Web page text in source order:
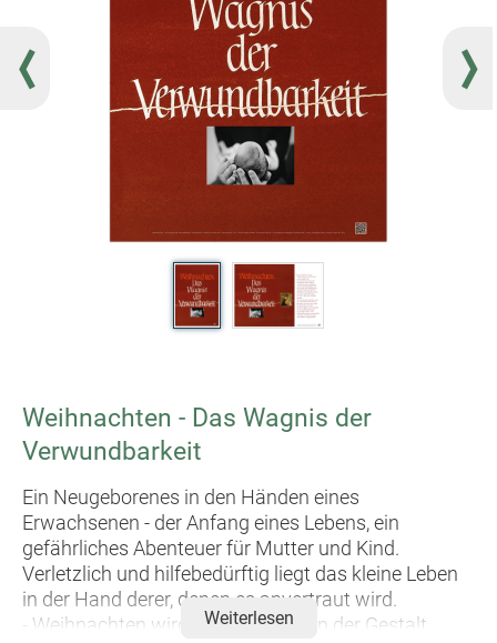
Weihnachten - Das Wagnis der
Verwundbarkeit
Ein Neugeborenes in den Händen eines
Erwachsenen - der Anfang eines Lebens, ein
gefährliches Abenteuer für Mutter und Kind.
Verletzlich und hilfebedürftig liegt das kleine Leben
in der Hand derer, denen es anvertraut wird.
- Weihnachten wird Gott Mensch, in der Gestalt
Weiterlesen